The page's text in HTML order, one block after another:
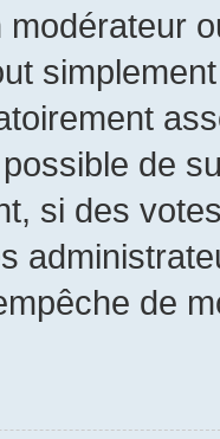
modérateur
de
si des
de